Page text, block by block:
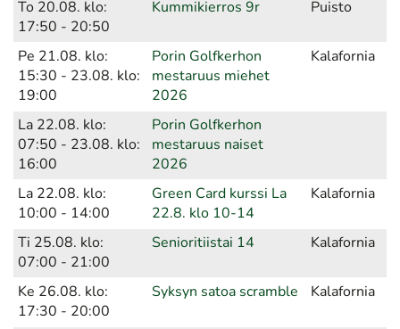
To 20.08. klo:
17:50 - 20:50
Kummikierros 9r Puisto
Pe 21.08. klo:
15:30 - 23.08. klo:
19:00
Porin Golfkerhon
mestaruus miehet
2026
Kalafornia
La 22.08. klo:
07:50 - 23.08. klo:
16:00
Porin Golfkerhon
mestaruus naiset
2026
La 22.08. klo:
10:00 - 14:00
Green Card kurssi La
22.8. klo 10-14
Kalafornia
Ti 25.08. klo:
07:00 - 21:00
Senioritiistai 14 Kalafornia
Ke 26.08. klo:
17:30 - 20:00
Syksyn satoa scramble Kalafornia